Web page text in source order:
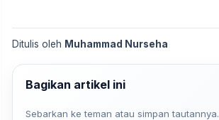
Ditulis oleh Muhammad Nurseha
Bagikan artikel ini
Sebarkan ke teman atau simpan tautannya.